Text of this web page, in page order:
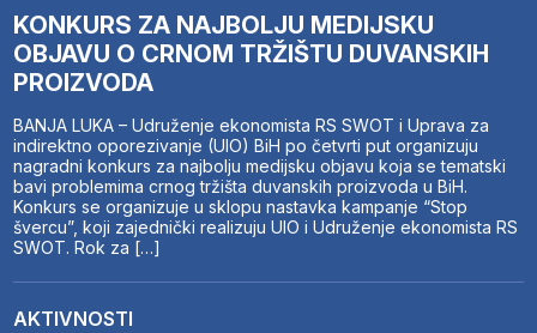
KONKURS ZA NAJBOLJU MEDIJSKU
OBJAVU O CRNOM TRŽIŠTU DUVANSKIH
PROIZVODA
BANJA LUKA – Udruženje ekonomista RS SWOT i Uprava za
indirektno oporezivanje (UIO) BiH po četvrti put organizuju
nagradni konkurs za najbolju medijsku objavu koja se tematski
bavi problemima crnog tržišta duvanskih proizvoda u BiH.
Konkurs se organizuje u sklopu nastavka kampanje “Stop
švercu”, koji zajednički realizuju UIO i Udruženje ekonomista RS
SWOT. Rok za […]
AKTIVNOSTI